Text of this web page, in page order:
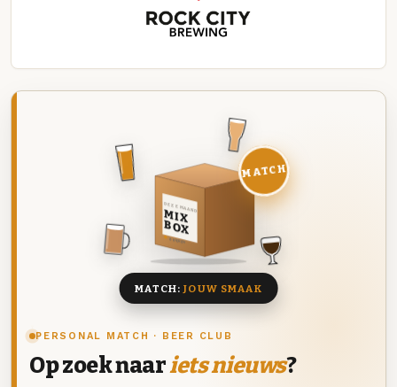
PERSONAL MATCH · BEER CLUB
Op zoek naariets nieuws?
DEZE MAAND
MIX
BOX
8 BIEREN
MATCH
MATCH:JOUW SMAAK